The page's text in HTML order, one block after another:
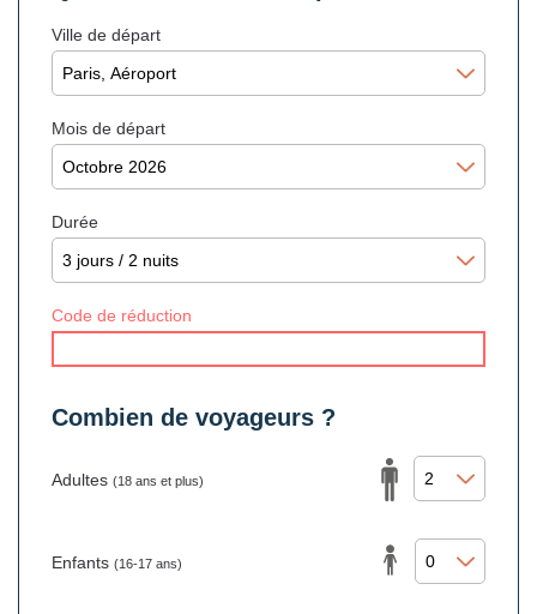
Ville de départ
Mois de départ
Durée
Code de réduction
Combien de voyageurs ?
Adultes (18 ans et plus)
Enfants (16-17 ans)